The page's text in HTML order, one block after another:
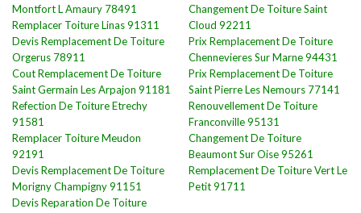
Montfort L Amaury 78491
Remplacer Toiture Linas 91311
Devis Remplacement De Toiture
Orgerus 78911
Cout Remplacement De Toiture
Saint Germain Les Arpajon 91181
Refection De Toiture Etrechy
91581
Remplacer Toiture Meudon
92191
Devis Remplacement De Toiture
Morigny Champigny 91151
Devis Reparation De Toiture
Changement De Toiture Saint
Cloud 92211
Prix Remplacement De Toiture
Chennevieres Sur Marne 94431
Prix Remplacement De Toiture
Saint Pierre Les Nemours 77141
Renouvellement De Toiture
Franconville 95131
Changement De Toiture
Beaumont Sur Oise 95261
Remplacement De Toiture Vert Le
Petit 91711